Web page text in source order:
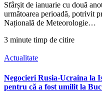
Sfârșit de ianuarie cu două
următoarea perioadă, potrivit
Națională de Meteorologie…
3 minute timp de citire
Actualitate
Negocieri Rusia-Ucraina la
pentru că a fost umilit la